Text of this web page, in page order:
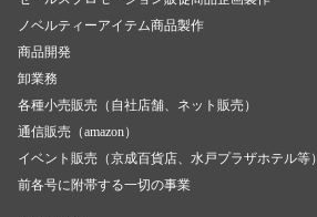
ノベルティーアイテム商品製作
商品開発
卸業務
各種小売販売（自社店舗、ネット販売）
通信販売（amazon）
イベント販売（京成百貨店、水戸プラザホテル等）
前各号に附帯する一切の事業